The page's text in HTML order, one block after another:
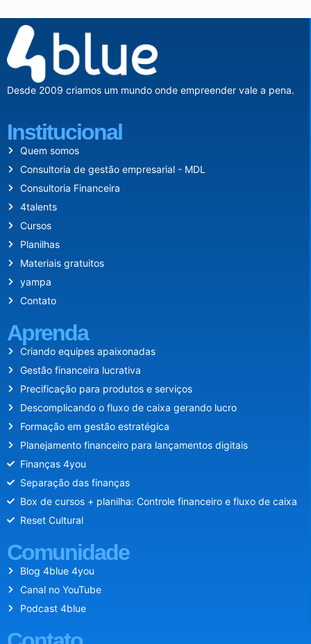
Desde 2009 criamos um mundo onde empreender vale a pena.
Institucional
Quem somos
Consultoria de gestão empresarial - MDL
Consultoria Financeira
4talents
Cursos
Planilhas
Materiais gratuitos
yampa
Contato
Aprenda
Criando equipes apaixonadas
Gestão financeira lucrativa
Precificação para produtos e serviços
Descomplicando o fluxo de caixa gerando lucro
Formação em gestão estratégica
Planejamento financeiro para lançamentos digitais
Finanças 4you
Separação das finanças
Box de cursos + planilha: Controle financeiro e fluxo de caixa
Reset Cultural
Comunidade
Blog 4blue 4you
Canal no YouTube
Podcast 4blue